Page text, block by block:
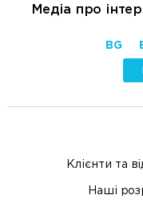
Медіа про
BG
Клієнти та
Наші